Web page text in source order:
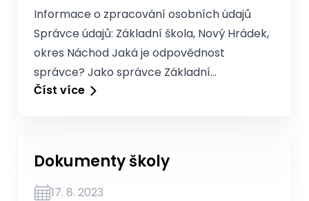
Informace o zpracování osobních údajů
Správce údajů: Základní škola, Nový Hrádek,
okres Náchod Jaká je odpovědnost
správce? Jako správce Základní…
Číst více
Dokumenty školy
17. 8. 2023